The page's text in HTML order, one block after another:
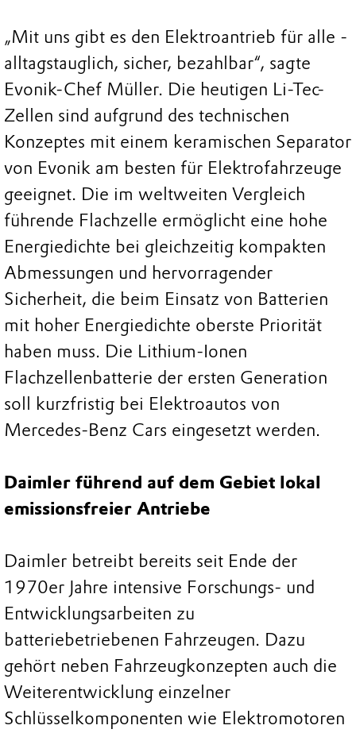
„Mit uns gibt es den Elektroantrieb für alle -
alltagstauglich, sicher, bezahlbar“, sagte
Evonik-Chef Müller. Die heutigen Li-Tec-
Zellen sind aufgrund des technischen
Konzeptes mit einem keramischen Separator
von Evonik am besten für Elektrofahrzeuge
geeignet. Die im weltweiten Vergleich
führende Flachzelle ermöglicht eine hohe
Energiedichte bei gleichzeitig kompakten
Abmessungen und hervorragender
Sicherheit, die beim Einsatz von Batterien
mit hoher Energiedichte oberste Priorität
haben muss. Die Lithium-Ionen
Flachzellenbatterie der ersten Generation
soll kurzfristig bei Elektroautos von
Mercedes-Benz Cars eingesetzt werden.
Daimler führend auf dem Gebiet lokal
emissionsfreier Antriebe
Daimler betreibt bereits seit Ende der
1970er Jahre intensive Forschungs- und
Entwicklungsarbeiten zu
batteriebetriebenen Fahrzeugen. Dazu
gehört neben Fahrzeugkonzepten auch die
Weiterentwicklung einzelner
Schlüsselkomponenten wie Elektromotoren